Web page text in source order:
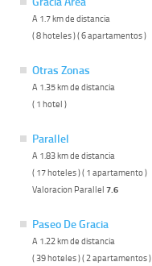
A 1.7 km de distancia
( 8 hoteles ) ( 6 apartamentos )
Otras Zonas
A 1.35 km de distancia
( 1 hotel )
Parallel
A 1.83 km de distancia
( 17 hoteles ) ( 1 apartamento )
Valoracion Parallel 7.6
Paseo De Gracia
A 1.22 km de distancia
( 39 hoteles ) ( 2 apartamentos )